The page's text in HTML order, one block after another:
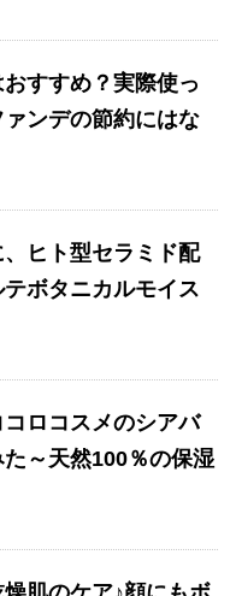
すすめ？実際使っ
ンデの節約にはな
ヒト型セラミド配
ボタニカルモイス
コロコスメのシアバ
～天然100％の保湿